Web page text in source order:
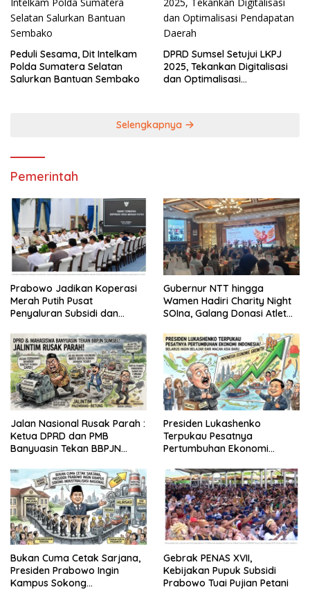
Peduli Sesama, Dit Intelkam
Polda Sumatera Selatan
Salurkan Bantuan Sembako
DPRD Sumsel Setujui LKPJ
2025, Tekankan Digitalisasi
dan Optimalisasi
Selengkapnya
Pemerintah
Prabowo Jadikan Koperasi
Merah Putih Pusat
Penyaluran Subsidi dan
Gubernur NTT hingga
Wamen Hadiri Charity Night
SOIna, Galang Donasi Atlet
Jalan Nasional Rusak Parah :
Ketua DPRD dan PMB
Banyuasin Tekan BBPJN
Presiden Lukashenko
Terpukau Pesatnya
Pertumbuhan Ekonomi
Bukan Cuma Cetak Sarjana,
Presiden Prabowo Ingin
Kampus Sokong
Gebrak PENAS XVII,
Kebijakan Pupuk Subsidi
Prabowo Tuai Pujian Petani